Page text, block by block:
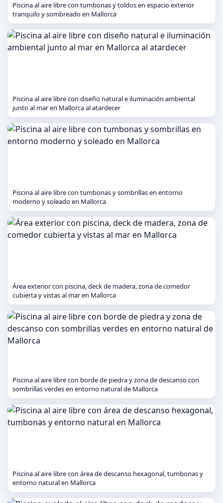
Piscina al aire libre con tumbonas y toldos en espacio exterior
tranquilo y sombreado en Mallorca
Piscina al aire libre con diseño natural e iluminación ambiental
junto al mar en Mallorca al atardecer
Piscina al aire libre con tumbonas y sombrillas en entorno
moderno y soleado en Mallorca
Área exterior con piscina, deck de madera, zona de comedor
cubierta y vistas al mar en Mallorca
Piscina al aire libre con borde de piedra y zona de descanso con
sombrillas verdes en entorno natural de Mallorca
Piscina al aire libre con área de descanso hexagonal, tumbonas y
entorno natural en Mallorca